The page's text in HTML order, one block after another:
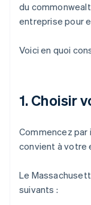
du
entreprise pour
Voici en quoi
1. Choisir
Commencez
convient à votre
Le
suivants :